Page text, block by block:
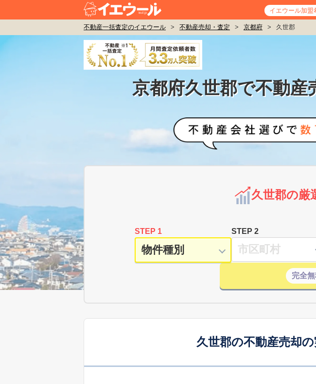
イエウール加盟
不動産一括査定のイエウール > 不動産売却・査定 > 京都府 > 久世郡
京都府久世郡で不動
久世郡の厳
STEP 1 STEP 2
完全
久世郡の不動産売却